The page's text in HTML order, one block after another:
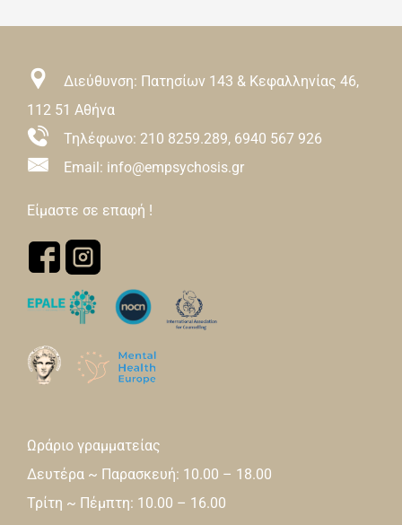
Διεύθυνση: Πατησίων 143 & Κεφαλληνίας 46,
112 51 Αθήνα
Τηλέφωνο: 210 8259.289, 6940 567 926
Email: info@empsychosis.gr
Είμαστε σε επαφή !
Ωράριο γραμματείας
Δευτέρα ~ Παρασκευή: 10.00 – 18.00
Τρίτη ~ Πέμπτη: 10.00 – 16.00